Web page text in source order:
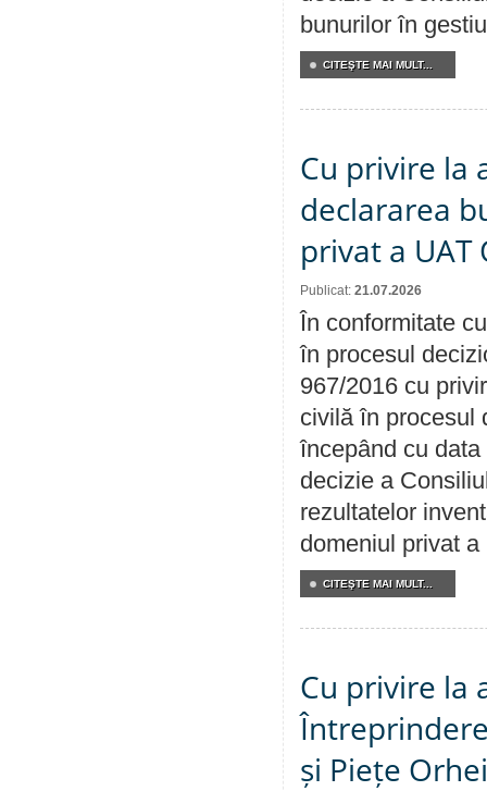
bunurilor în
CITEŞTE MAI MULT...
Cu privire la
declararea
privat a UAT
Publicat: 21.07.2026
În conformitate
în procesul
967/2016 cu
civilă în procesul
începând cu
decizie a
rezultatelor
domeniul privat a
CITEŞTE MAI MULT...
Cu privire la
și Piețe